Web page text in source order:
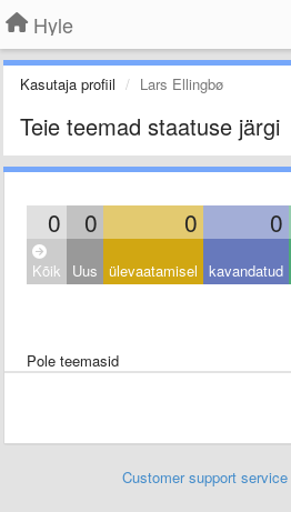
Hyle
Kasutaja profiil Lars Ellingbø
Teie teemad staatuse järgi
0 0 0 0
Kõik Uus ülevaatamisel kavandatud
Pole teemasid
Customer support service